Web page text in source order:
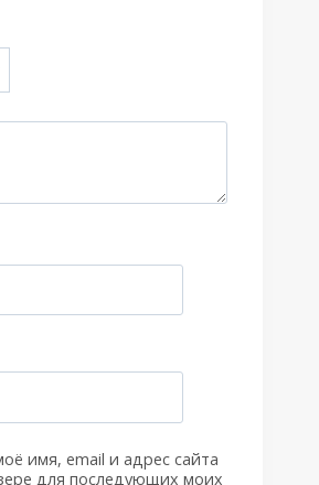
имя, email и адрес сайта
для последующих моих